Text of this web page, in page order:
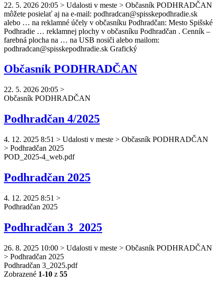
22. 5. 2026 20:05 > Udalosti v meste > Občasník PODHRADČAN
môžete posielať aj na e-mail: podhradcan@spisskepodhradie.sk
alebo … na reklamné účely v občasníku Podhradčan: Mesto Spišské
Podhradie … reklamnej plochy v občasníku Podhradčan . Cenník –
farebná plocha na … na USB nosiči alebo mailom:
podhradcan@spisskepodhradie.sk Grafický
Občasník PODHRADČAN
22. 5. 2026 20:05 >
Občasník PODHRADČAN
Podhradčan 4/2025
4. 12. 2025 8:51 > Udalosti v meste > Občasník PODHRADČAN
> Podhradčan 2025
POD_2025-4_web.pdf
Podhradčan 2025
4. 12. 2025 8:51 >
Podhradčan 2025
Podhradčan 3_2025
26. 8. 2025 10:00 > Udalosti v meste > Občasník PODHRADČAN
> Podhradčan 2025
Podhradčan 3_2025.pdf
Zobrazené 1-10 z 55